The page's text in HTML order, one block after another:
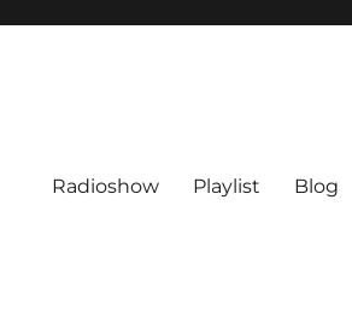
Radioshow Playlist Blog